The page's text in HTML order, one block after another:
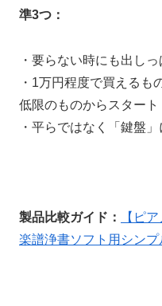
準3つ：
・要らない時にも出し
・1万円程度で買えるも
低限のものからスタート
・平らではなく「鍵盤
製品比較ガイド：
【ピ
楽譜浄書ソフト用シン